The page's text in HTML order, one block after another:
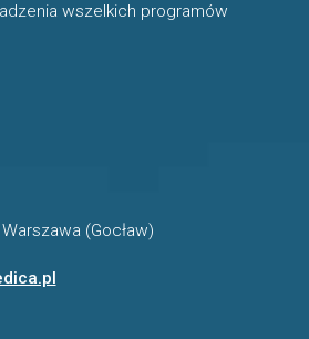
wszelkich programów
(Gocław)